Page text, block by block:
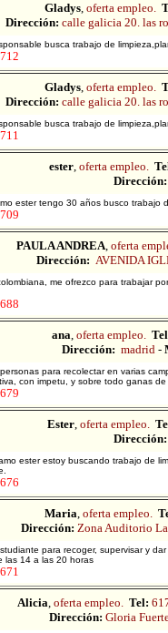
Gladys, oferta empleo.
Dirección: calle galicia 20. las
busca trabajo de
Gladys, oferta empleo.
Dirección: calle galicia 20. las
busca trabajo de
ester, oferta empleo.
Dirección:
ester tengo 30 años busco trabajo
PAULA ANDREA, oferta
Dirección: AVENIDA
me ofrezco para trabajar
ana, oferta empleo.
Dirección: madrid-
para recolectar en varias
con impetu, y sobre todo ganas
Ester, oferta empleo.
Dirección:
ester estoy buscando trabajo de
Maria, oferta empleo.
Dirección: Zona Auditorio
para recoger, supervisar y
las 14 a las 20 horas
Alicia, oferta empleo. Tel:
Dirección: Gloria